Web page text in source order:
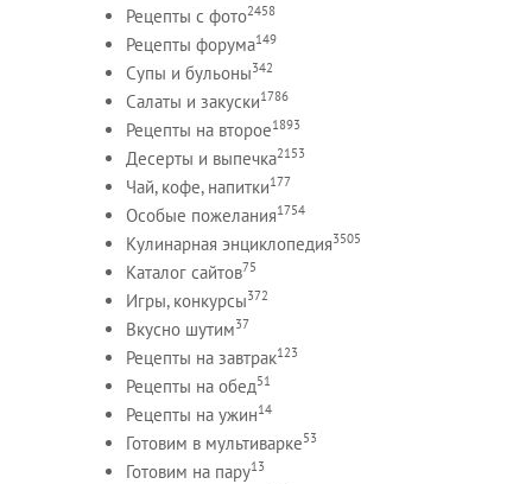
Рецепты c фото2458
Рецепты форума149
Супы и бульоны342
Салаты и закуски1786
Рецепты на второе1893
Десерты и выпечка2153
Чай, кофе, напитки177
Особые пожелания1754
Кулинарная энциклопедия3505
Каталог сайтов75
Игры, конкурсы372
Вкусно шутим37
Рецепты на завтрак123
Рецепты на обед51
Рецепты на ужин14
Готовим в мультиварке53
Готовим на пару13